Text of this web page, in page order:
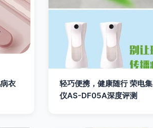
衣
轻巧便携，健康随行 荣电
仪AS-DF05A深度评测